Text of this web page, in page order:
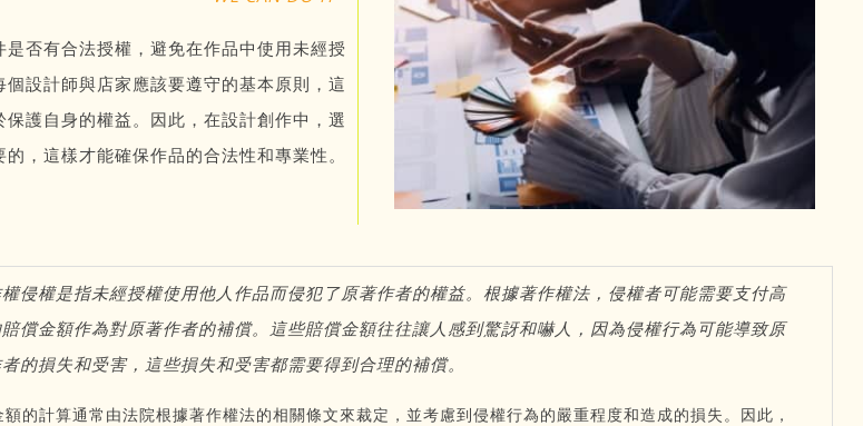
否有合法授權，避免在作品中使用未經授
設計師與店家應該要遵守的基本原則，這
護自身的權益。因此，在設計創作中，選
，這樣才能確保作品的合法性和專業性。
侵權是指未經授權使用他人作品而侵犯了原著作者的權益。根據著作權法，侵權者可能需要支付高
償金額作為對原著作者的補償。這些賠償金額往往讓人感到驚訝和嚇人，因為侵權行為可能導致原
的損失和受害，這些損失和受害都需要得到合理的補償。
額的計算通常由法院根據著作權法的相關條文來裁定，並考慮到侵權行為的嚴重程度和造成的損失。因此，